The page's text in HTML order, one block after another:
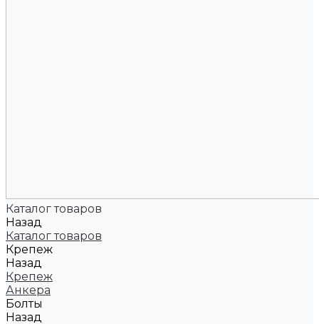
Каталог товаров
Назад
Каталог товаров
Крепеж
Назад
Крепеж
Анкера
Болты
Назад